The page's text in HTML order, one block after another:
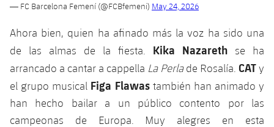
— FC Barcelona Femení (@FCBfemeni) May 24, 2026
Ahora bien, quien ha afinado más la voz ha sido una
de las almas de la fiesta. Kika Nazareth se ha
arrancado a cantar a cappella La Perlade Rosalía. CATy
el grupo musical Figa Flawastambién han animado y
han hecho bailar a un público contento por las
campeonas de Europa. Muy alegres en esta